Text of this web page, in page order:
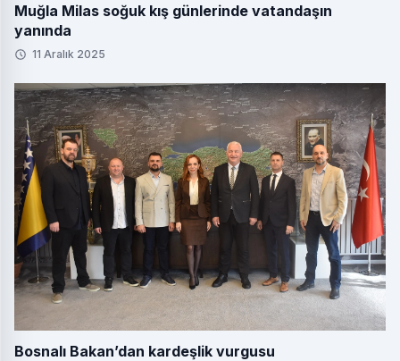
Muğla Milas soğuk kış günlerinde vatandaşın
yanında
11 Aralık 2025
Bosnalı Bakan’dan kardeşlik vurgusu